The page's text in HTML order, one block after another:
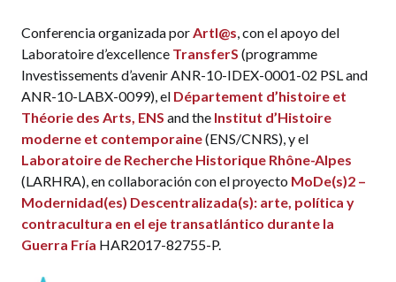
Leonardo
& Benoît Seguin
11:15 – 11:45 >
Tracking Venus Through the
Ages. Deep Learning and the Study of Long-
Term Iconological Circulations
Mathieu
Aubry
, École des Ponts ParisTech,Xi Shen
École des Ponts ParisTech,
Oumayma
Bounou
, École nationale des Chartes, K.
Bender
, Independent Researcher, and
Béatrice Joyeux-Prunel , ENS-PSL
Conferencia organizada porArtl@s, con el apoyo del
Laboratoire d’excellence TransferS (programme
Investissements d’avenir ANR-10-IDEX-0001-02 PSL and
ANR-10-LABX-0099), el Département d’histoire et
Théorie des Arts, ENS and the Institut d’Histoire
moderne et contemporaine(ENS/CNRS), y el
Laboratoire de Recherche Historique Rhône-Alpes
(LARHRA), en collaboración con el proyecto MoDe(s)2 –
Modernidad(es) Descentralizada(s): arte, política y
contracultura en el eje transatlántico durante la
Guerra Fría HAR2017-82755-P.